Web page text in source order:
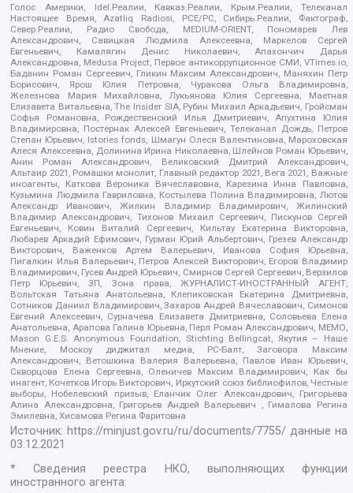
Голос Америки, Idel.Реалии, Кавказ.Реалии, Крым.Реалии, Телеканал
Настоящее Время, Azatliq Radiosi, PCE/PC, Сибирь.Реалии, Фактограф,
Север.Реалии, Радио Свобода, MEDIUM-ORIENT, Пономарев Лев
Александрович, Савицкая Людмила Алексеевна, Маркелов Сергей
Евгеньевич, Камалягин Денис Николаевич, Апахончич Дарья
Александровна, Medusa Project, Первое антикоррупционное СМИ, VTimes.io,
Баданин Роман Сергеевич, Гликин Максим Александрович, Маняхин Петр
Борисович, Ярош Юлия Петровна, Чуракова Ольга Владимировна,
Железнова Мария Михайловна, Лукьянова Юлия Сергеевна, Маетная
Елизавета Витальевна, The Insider SIA, Рубин Михаил Аркадьевич, Гройсман
Софья Романовна, Рождественский Илья Дмитриевич, Апухтина Юлия
Владимировна, Постернак Алексей Евгеньевич, Телеканал Дождь, Петров
Степан Юрьевич, Istories fonds, Шмагун Олеся Валентиновна, Мароховская
Алеся Алексеевна, Долинина Ирина Николаевна, Шлейнов Роман Юрьевич,
Анин Роман Александрович, Великовский Дмитрий Александрович,
Альтаир 2021, Ромашки монолит, Главный редактор 2021, Вега 2021, Важные
иноагенты, Каткова Вероника Вячеславовна, Карезина Инна Павловна,
Кузьмина Людмила Гавриловна, Костылева Полина Владимировна, Лютов
Александр Иванович, Жилкин Владимир Владимирович, Жилинский
Владимир Александрович, Тихонов Михаил Сергеевич, Пискунов Сергей
Евгеньевич, Ковин Виталий Сергеевич, Кильтау Екатерина Викторовна,
Любарев Аркадий Ефимович, Гурман Юрий Альбертович, Грезев Александр
Викторович, Важенков Артем Валерьевич, Иванова София Юрьевна,
Пигалкин Илья Валерьевич, Петров Алексей Викторович, Егоров Владимир
Владимирович, Гусев Андрей Юрьевич, Смирнов Сергей Сергеевич, Верзилов
Петр Юрьевич, ЗП, Зона права, ЖУРНАЛИСТ-ИНОСТРАННЫЙ АГЕНТ,
Вольтская Татьяна Анатольевна, Клепиковская Екатерина Дмитриевна,
Сотников Даниил Владимирович, Захаров Андрей Вячеславович, Симонов
Евгений Алексеевич, Сурначева Елизавета Дмитриевна, Соловьева Елена
Анатольевна, Арапова Галина Юрьевна, Перл Роман Александрович, МЕМО,
Mason G.E.S. Anonymous Foundation, Stichting Bellingcat, Якутия – Наше
Мнение, Москоу диджитал медиа, РС-Балт, Заговора Максим
Александрович, Ветошкина Валерия Валерьевна, Павлов Иван Юрьевич,
Скворцова Елена Сергеевна, Оленичев Максим Владимирович, Как бы
инагент, Кочетков Игорь Викторович, Иркутский союз библиофилов, Честные
выборы, Нобелевский призыв, Еланчик Олег Александрович, Григорьева
Алина Александровна, Григорьев Андрей Валерьевич , Гималова Регина
Эмилевна, Хисамова Регина Фаритовна
Источник: https://minjust.gov.ru/ru/documents/7755/ данные на
03.12.2021
* Сведения реестра НКО, выполняющих функции
иностранного агента: